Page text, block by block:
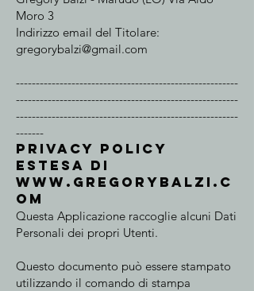
Moro 3
Indirizzo email del Titolare:
gregorybalzi@gmail.com
--------------------------------------------------------
--------------------------------------------------------
--------------------------------------------------------
-------
Privacy Policy
ESTESA di
www.gregorybalzi.c
om
Questa Applicazione raccoglie alcuni Dati
Personali dei propri Utenti.
Questo documento può essere stampato
utilizzando il comando di stampa